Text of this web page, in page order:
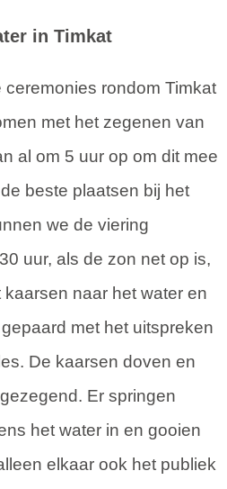
in Timkat
rondom Timkat
met het zegenen van
al om 5 uur op om dit mee
beste plaatsen bij het
we de viering
uur, als de zon net op is,
kaarsen naar het water en
met het uitspreken
De kaarsen doven en
Er springen
het water in en gooien
elkaar ook het publiek